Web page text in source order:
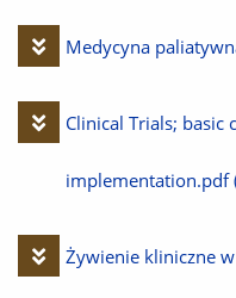
Pobierz
Medycyna
Pobierz
plik
Clinical Trials; basic
implementation.pdf
Pobierz
Żywienie kliniczne